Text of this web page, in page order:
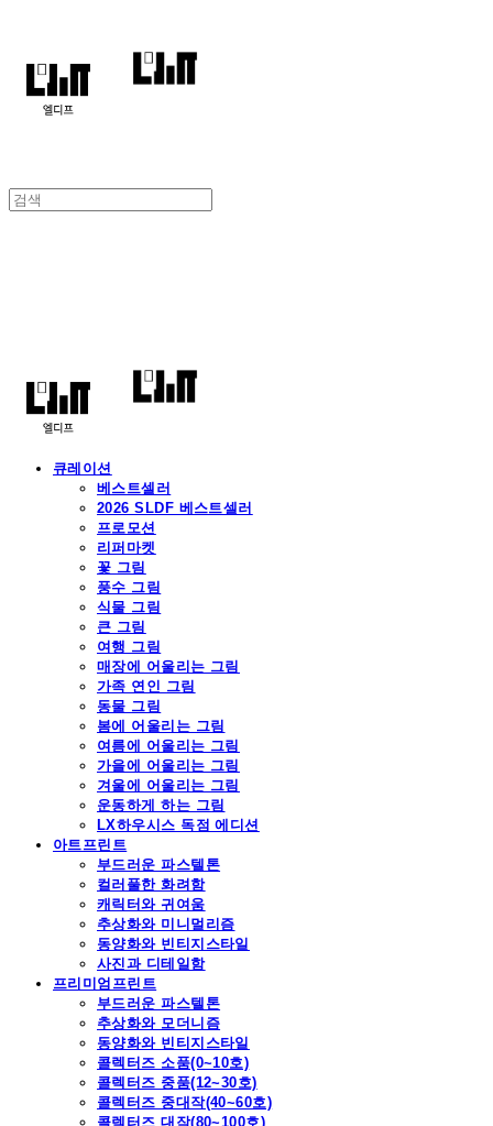
큐레이션
베스트셀러
2026 SLDF 베스트셀러
프로모션
리퍼마켓
꽃 그림
풍수 그림
식물 그림
큰 그림
여행 그림
매장에 어울리는 그림
가족 연인 그림
동물 그림
봄에 어울리는 그림
여름에 어울리는 그림
가을에 어울리는 그림
겨울에 어울리는 그림
운동하게 하는 그림
LX하우시스 독점 에디션
아트프린트
부드러운 파스텔톤
컬러풀한 화려함
캐릭터와 귀여움
추상화와 미니멀리즘
동양화와 빈티지스타일
사진과 디테일함
프리미엄프린트
부드러운 파스텔톤
추상화와 모더니즘
동양화와 빈티지스타일
콜렉터즈 소품(0~10호)
콜렉터즈 중품(12~30호)
콜렉터즈 중대작(40~60호)
콜렉터즈 대작(80~100호)